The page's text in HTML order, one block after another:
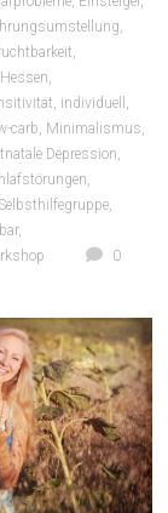
,
,
Hessen,
, individuell ,
carb, Minimalismus,
Depression,
,
Selbsthilfegruppe,
,
0